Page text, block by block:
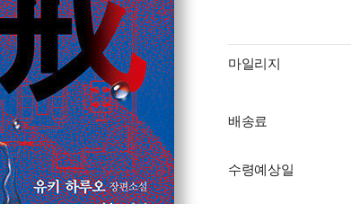
마일리지
배송료
수령예상일